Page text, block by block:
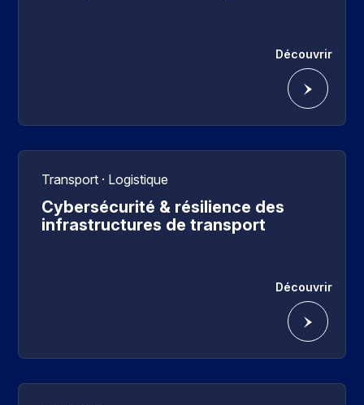
Découvrir
Transport · Logistique
Cybersécurité & résilience des
infrastructures de transport
Découvrir